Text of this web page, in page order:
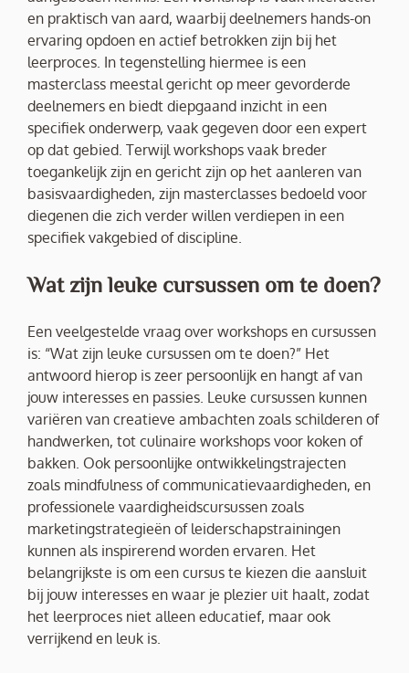
en praktisch van aard, waarbij deelnemers hands-on
ervaring opdoen en actief betrokken zijn bij het
leerproces. In tegenstelling hiermee is een
masterclass meestal gericht op meer gevorderde
deelnemers en biedt diepgaand inzicht in een
specifiek onderwerp, vaak gegeven door een expert
op dat gebied. Terwijl workshops vaak breder
toegankelijk zijn en gericht zijn op het aanleren van
basisvaardigheden, zijn masterclasses bedoeld voor
diegenen die zich verder willen verdiepen in een
specifiek vakgebied of discipline.
Wat zijn leuke cursussen om te doen?
Een veelgestelde vraag over workshops en cursussen
is: “Wat zijn leuke cursussen om te doen?” Het
antwoord hierop is zeer persoonlijk en hangt af van
jouw interesses en passies. Leuke cursussen kunnen
variëren van creatieve ambachten zoals schilderen of
handwerken, tot culinaire workshops voor koken of
bakken. Ook persoonlijke ontwikkelingstrajecten
zoals mindfulness of communicatievaardigheden, en
professionele vaardigheidscursussen zoals
marketingstrategieën of leiderschapstrainingen
kunnen als inspirerend worden ervaren. Het
belangrijkste is om een cursus te kiezen die aansluit
bij jouw interesses en waar je plezier uit haalt, zodat
het leerproces niet alleen educatief, maar ook
verrijkend en leuk is.